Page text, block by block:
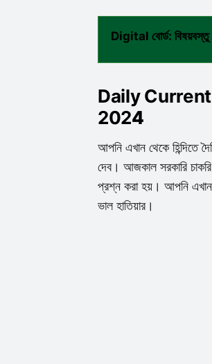
Digital বোর্ড:
Daily
2024
আপনি এখান থেকে হিন্দিতে
দেব। আজকাল সরকারি
প্রশ্ন করা হয়। আপনি এখান
ভাল হাতিয়ার।